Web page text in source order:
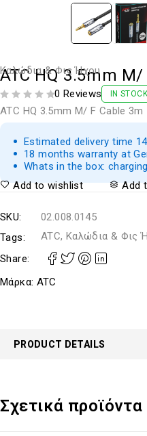
Καλώδια & Φις Ήχου
ATC HQ 3.5mm
0 Reviews IN STOCK
ATC HQ 3.5mm M/ F Cable 3m
Estimated delivery time
18 months warranty at
Whats in the box:
Add to wishlist
Add
SKU:
02.008.0145
Tags:
ATC, Καλώδια & Φις
Share:
Μάρκα: ATC
PRODUCT DETAILS
Σχετικά προϊόντα